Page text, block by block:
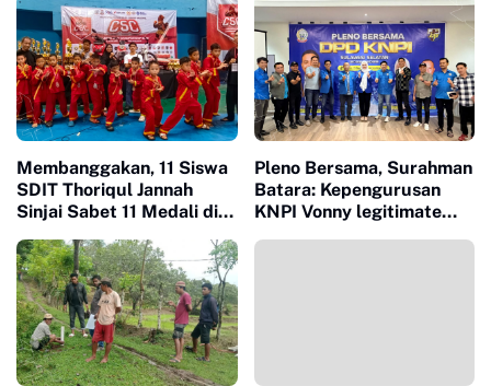
Membanggakan, 11 Siswa
SDIT Thoriqul Jannah
Sinjai Sabet 11 Medali di
Pleno Bersama, Surahman
Batara: Kepengurusan
KNPI Vonny legitimate